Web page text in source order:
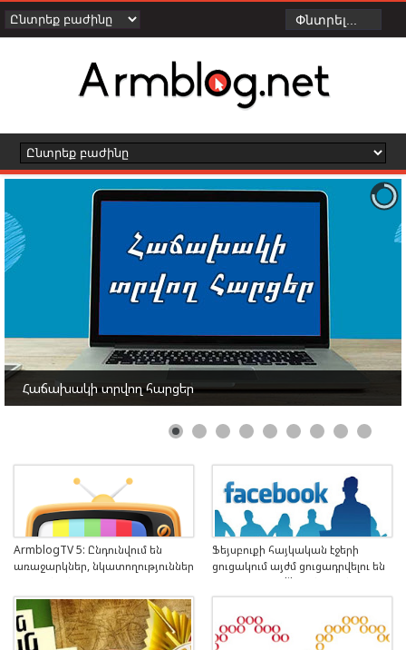
Հաճախակի տրվող հարցեր
ArmblogTV 5: Ընդունվում են
առաջարկներ, նկատողություններ
Ֆեյսբուքի հայկական էջերի
ցուցակում այժմ ցուցադրվելու են
1000-ից ավել like ունեցողները